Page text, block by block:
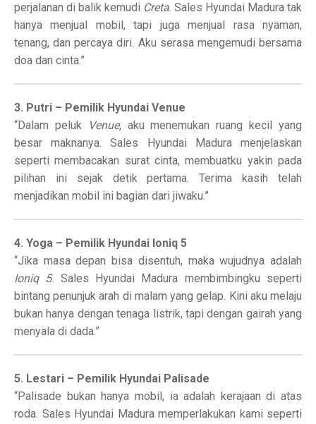
perjalanan di balik kemudi Creta. Sales Hyundai Madura tak
hanya menjual mobil, tapi juga menjual rasa nyaman,
tenang, dan percaya diri. Aku serasa mengemudi bersama
doa dan cinta.”
3. Putri – Pemilik Hyundai Venue
“Dalam peluk
Venue, aku menemukan ruang kecil yang
besar maknanya. Sales Hyundai Madura menjelaskan
seperti membacakan surat cinta, membuatku yakin pada
pilihan ini sejak detik pertama. Terima kasih telah
menjadikan mobil ini bagian dari jiwaku.”
4. Yoga – Pemilik Hyundai Ioniq 5
“Jika masa depan bisa disentuh, maka wujudnya adalah
Ioniq 5. Sales Hyundai Madura membimbingku seperti
bintang penunjuk arah di malam yang gelap. Kini aku melaju
bukan hanya dengan tenaga listrik, tapi dengan gairah yang
menyala di dada.”
5. Lestari – Pemilik Hyundai Palisade
“Palisade bukan hanya mobil, ia adalah kerajaan di atas
roda. Sales Hyundai Madura memperlakukan kami seperti